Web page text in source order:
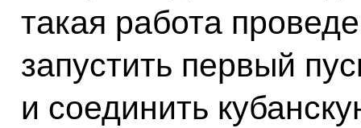
такая работа
запустить первый
и соединить